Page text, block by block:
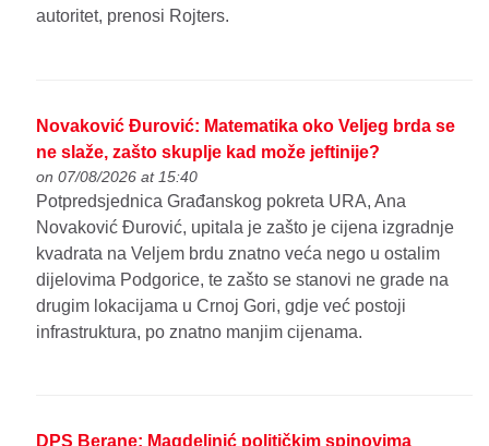
autoritet, prenosi Rojters.
Novaković Đurović: Matematika oko Veljeg brda se
ne slaže, zašto skuplje kad može jeftinije?
on 07/08/2026 at 15:40
Potpredsjednica Građanskog pokreta URA, Ana
Novaković Đurović, upitala je zašto je cijena izgradnje
kvadrata na Veljem brdu znatno veća nego u ostalim
dijelovima Podgorice, te zašto se stanovi ne grade na
drugim lokacijama u Crnoj Gori, gdje već postoji
infrastruktura, po znatno manjim cijenama.
DPS Berane: Magdelinić političkim spinovima